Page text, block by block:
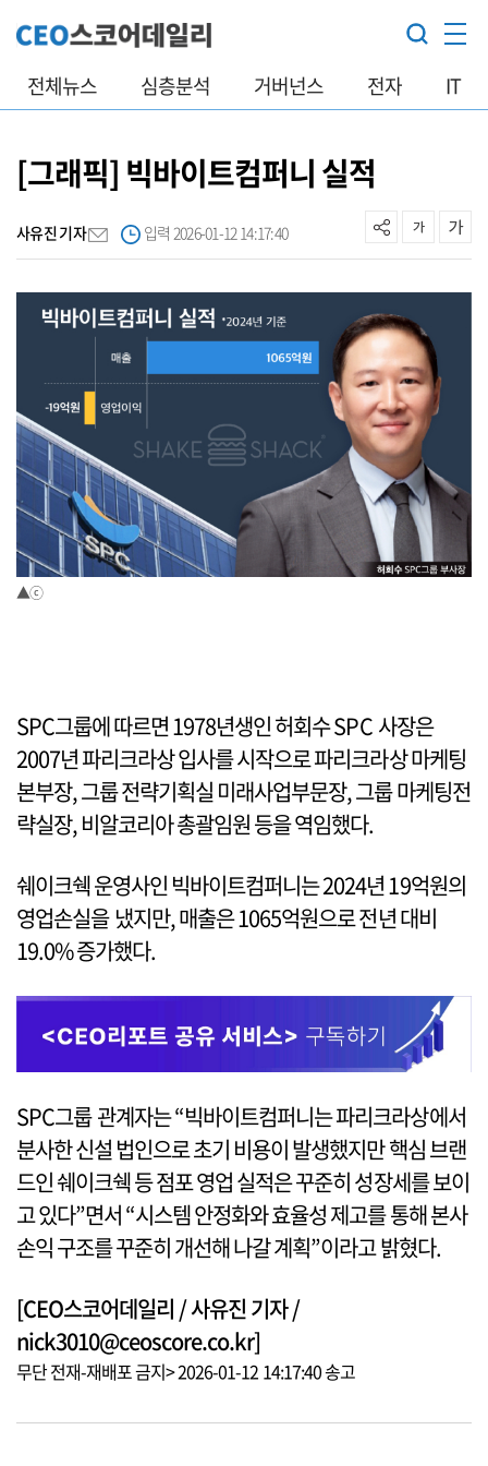
전체뉴스 심층분석 거버넌스 전자 IT
[그래픽] 빅바이트컴퍼니 실적
사유진 기자 입력 2026-01-12 14:17:40
▲ⓒ
SPC그룹에 따르면 1978년생인 허회수 SPC 사장은
2007년 파리크라상 입사를 시작으로 파리크라상 마케팅
본부장, 그룹 전략기획실 미래사업부문장, 그룹 마케팅전
략실장, 비알코리아 총괄임원 등을 역임했다.
쉐이크쉑 운영사인 빅바이트컴퍼니는 2024년 19억원의
영업손실을 냈지만, 매출은 1065억원으로 전년 대비
19.0% 증가했다.
SPC그룹 관계자는 “빅바이트컴퍼니는 파리크라상에서
분사한 신설 법인으로 초기 비용이 발생했지만 핵심 브랜
드인 쉐이크쉑 등 점포 영업 실적은 꾸준히 성장세를 보이
고 있다”면서 “시스템 안정화와 효율성 제고를 통해 본사
손익 구조를 꾸준히 개선해 나갈 계획”이라고 밝혔다.
[CEO스코어데일리 / 사유진 기자 /
nick3010@ceoscore.co.kr]
무단 전재-재배포 금지> 2026-01-12 14:17:40 송고